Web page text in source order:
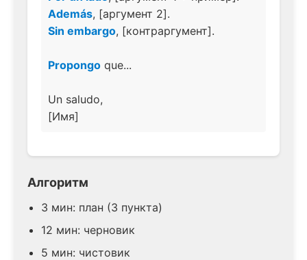
Además, [аргумент 2].
Sin embargo, [контраргумент].
Propongo que...
Un saludo,
[Имя]
Алгоритм
3 мин: план (3 пункта)
12 мин: черновик
5 мин: чистовик